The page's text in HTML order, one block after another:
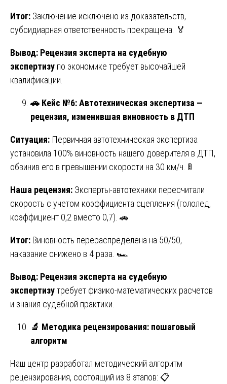
Итог: Заключение исключено из доказательств,
субсидиарная ответственность прекращена. 🏅
Вывод: Рецензия эксперта на судебную
экспертизу по экономике требует высочайшей
квалификации.
🚗 Кейс №6: Автотехническая экспертиза —
рецензия, изменившая виновность в ДТП
Ситуация: Первичная автотехническая экспертиза
установила 100% виновность нашего доверителя в ДТП,
обвинив его в превышении скорости на 30 км/ч. 🚦
Наша рецензия: Эксперты-автотехники пересчитали
скорость с учетом коэффициента сцепления (гололед,
коэффициент 0,2 вместо 0,7). 🚗
Итог: Виновность перераспределена на 50/50,
наказание снижено в 4 раза. 🏎️
Вывод: Рецензия эксперта на судебную
экспертизутребует физико-математических расчетов
и знания судебной практики.
🔬 Методика рецензирования: пошаговый
алгоритм
Наш центр разработал методический алгоритм
рецензирования, состоящий из 8 этапов: 📋